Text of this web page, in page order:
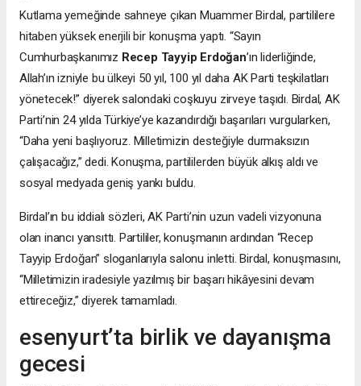
Kutlama yemeğinde sahneye çıkan Muammer Birdal, partililere
hitaben yüksek enerjili bir konuşma yaptı. “Sayın
Cumhurbaşkanımız Recep Tayyip Erdoğan’ın liderliğinde,
Allah’ın izniyle bu ülkeyi 50 yıl, 100 yıl daha AK Parti teşkilatları
yönetecek!” diyerek salondaki coşkuyu zirveye taşıdı. Birdal, AK
Parti’nin 24 yılda Türkiye’ye kazandırdığı başarıları vurgularken,
“Daha yeni başlıyoruz. Milletimizin desteğiyle durmaksızın
çalışacağız,” dedi. Konuşma, partililerden büyük alkış aldı ve
sosyal medyada geniş yankı buldu.
Birdal’ın bu iddialı sözleri, AK Parti’nin uzun vadeli vizyonuna
olan inancı yansıttı. Partililer, konuşmanın ardından “Recep
Tayyip Erdoğan” sloganlarıyla salonu inletti. Birdal, konuşmasını,
“Milletimizin iradesiyle yazılmış bir başarı hikâyesini devam
ettireceğiz,” diyerek tamamladı.
esenyurt’ta birlik ve dayanışma
gecesi